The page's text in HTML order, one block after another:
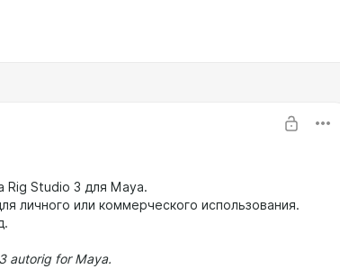
Rig Studio 3 для Maya.
личного или коммерческого использования.
autorig for Maya.